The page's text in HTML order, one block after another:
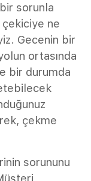
sorunla
çekiciye ne
Gecenin bir
ortasında
bir durumda
çekme
sorununu